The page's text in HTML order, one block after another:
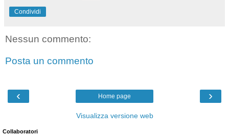
Condividi
Nessun commento:
Posta un commento
‹ ›
Home page
Visualizza versione web
Collaboratori